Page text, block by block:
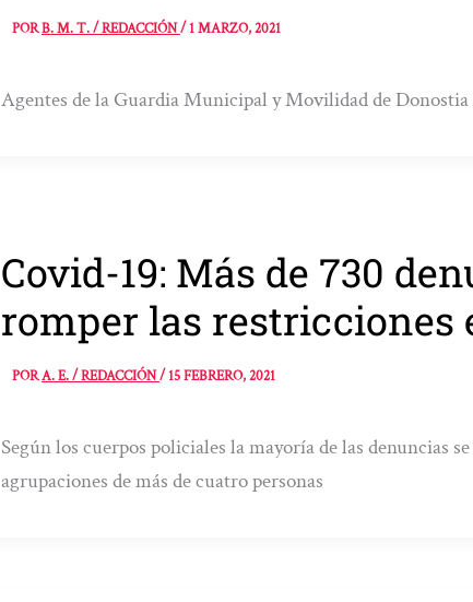
PORB. M. T. / REDACCIÓN/1 MARZO, 2021
Agentes de la Guardia Municipal y Movilidad de
Covid-19: Más de 730
romper las restricciones
PORA. E. / REDACCIÓN/15 FEBRERO, 2021
Según los cuerpos policiales la mayoría de las denuncias
agrupaciones de más de cuatro personas